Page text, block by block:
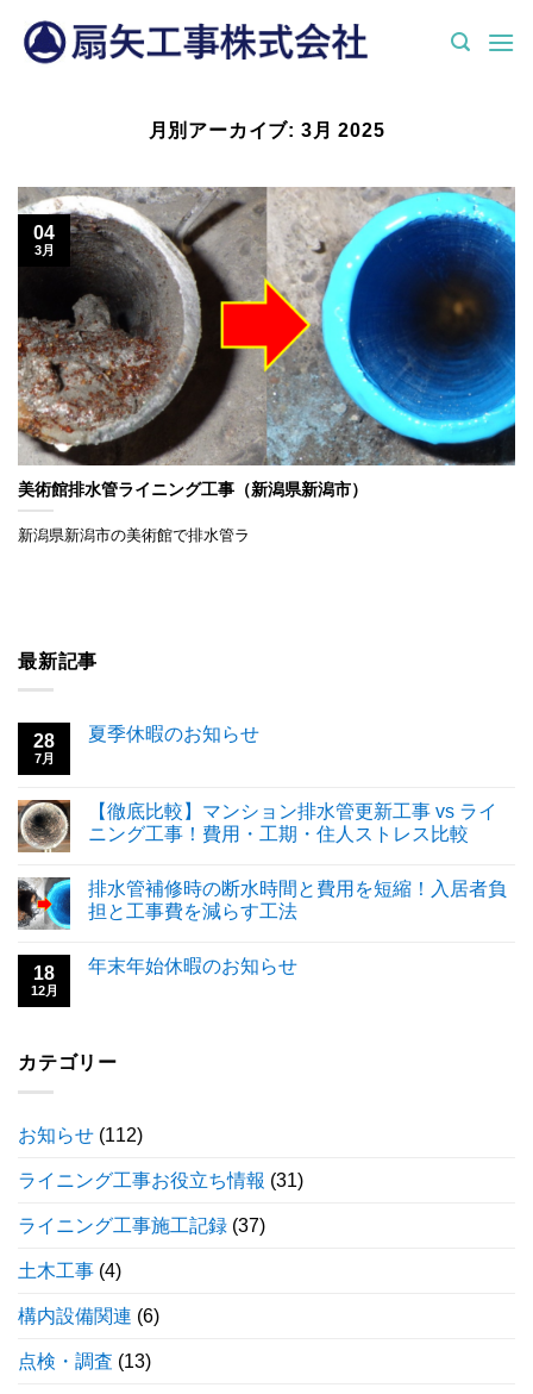
月別アーカイブ: 3月 2025
美術館排水管ライニング工事（新潟県新潟市）
新潟県新潟市の美術館で排水管ラ
04
3月
最新記事
28
7月
夏季休暇のお知らせ
【徹底比較】マンション排水管更新工事 vs ライ
ニング工事！費用・工期・住人ストレス比較
排水管補修時の断水時間と費用を短縮！入居者負
担と工事費を減らす工法
18
12月
年末年始休暇のお知らせ
カテゴリー
お知らせ (112)
ライニング工事お役立ち情報 (31)
ライニング工事施工記録 (37)
土木工事 (4)
構内設備関連 (6)
点検・調査 (13)